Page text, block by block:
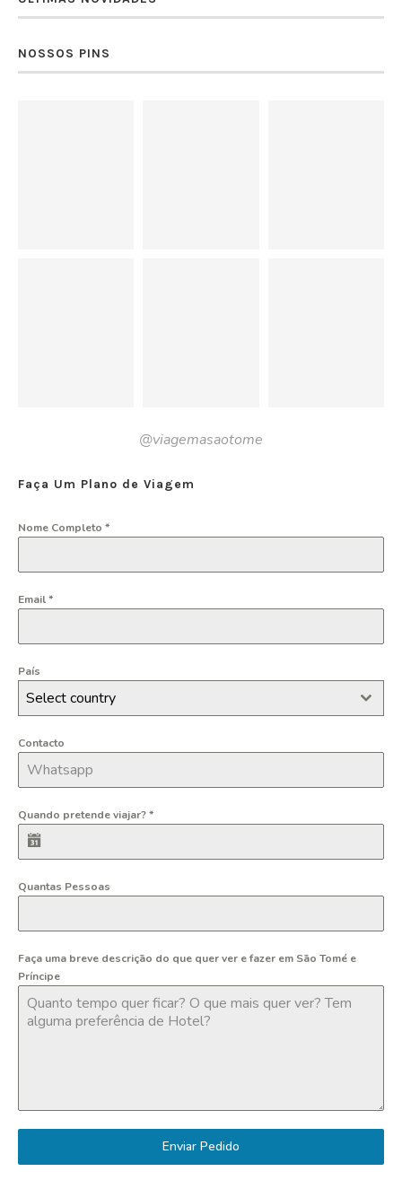
NOSSOS PINS
@viagemasaotome
Faça Um Plano de Viagem
Nome Completo *
Email*
País
Select country
Contacto
Quando pretende viajar?*
Quantas Pessoas
Faça uma breve descrição do que quer ver e fazer em São Tomé e
Príncipe
Enviar Pedido